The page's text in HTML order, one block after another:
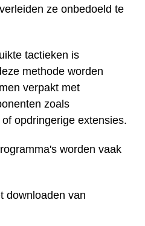
ze onbedoeld te
tactieken is
methode worden
verpakt met
zoals
opdringerige extensies.
worden vaak
downloaden van